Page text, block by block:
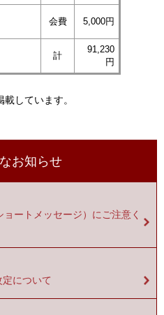
会費 5,000円
計
91,230
円
しています。
お知らせ
ートメッセージ）にご注意く
について